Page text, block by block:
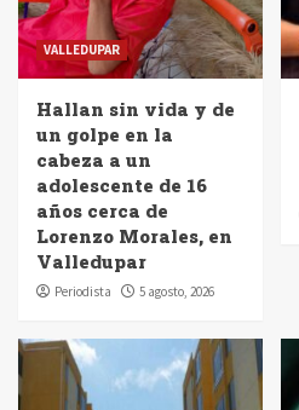
VALLEDUPAR
Hallan sin vida y de
un golpe en la
cabeza a un
adolescente de 16
años cerca de
Lorenzo Morales, en
Valledupar
Periodista 5 agosto, 2026